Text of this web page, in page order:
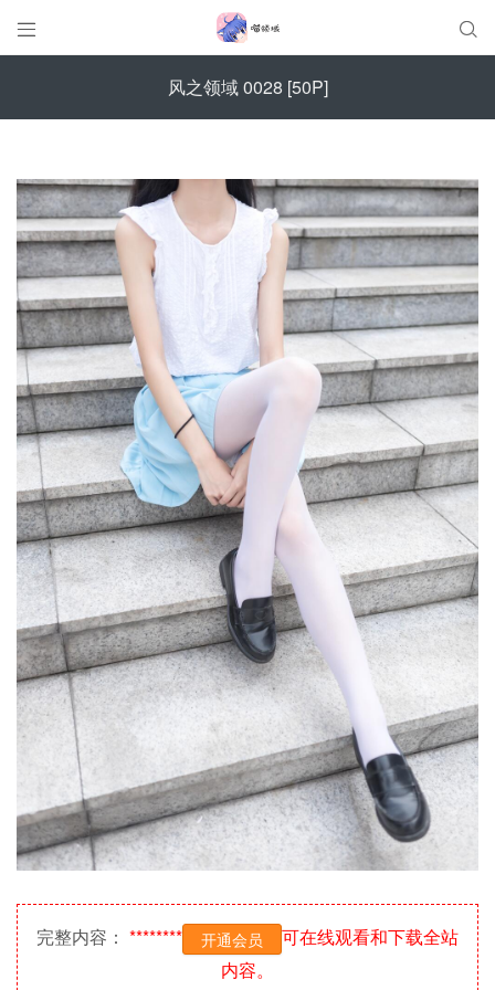
 
风之领域 0028 [50P]
完整内容： ******** 开通会员
可在线观看和下载全站
内容。